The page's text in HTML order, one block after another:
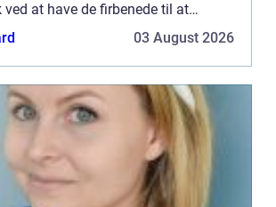
at have de firbenede til at
de karakteristiske03 August 2026